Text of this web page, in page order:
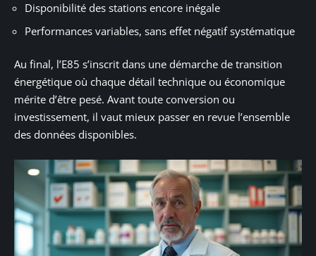
Disponibilité des stations encore inégale
Performances variables, sans effet négatif systématique
Au final, l’E85 s’inscrit dans une démarche de transition
énergétique où chaque détail technique ou économique
mérite d’être pesé. Avant toute conversion ou
investissement, il vaut mieux passer en revue l’ensemble
des données disponibles.